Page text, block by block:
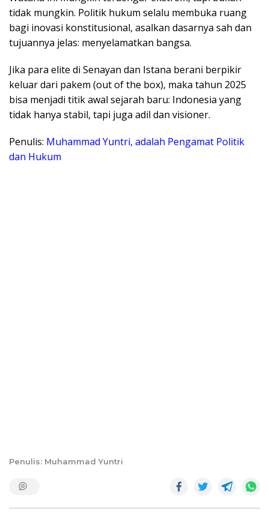
tidak mungkin. Politik hukum selalu membuka ruang
bagi inovasi konstitusional, asalkan dasarnya sah dan
tujuannya jelas: menyelamatkan bangsa.
Jika para elite di Senayan dan Istana berani berpikir
keluar dari pakem (out of the box), maka tahun 2025
bisa menjadi titik awal sejarah baru: Indonesia yang
tidak hanya stabil, tapi juga adil dan visioner.
Penulis: Muhammad Yuntri, adalah Pengamat Politik
dan Hukum
Penulis: Muhammad Yuntri